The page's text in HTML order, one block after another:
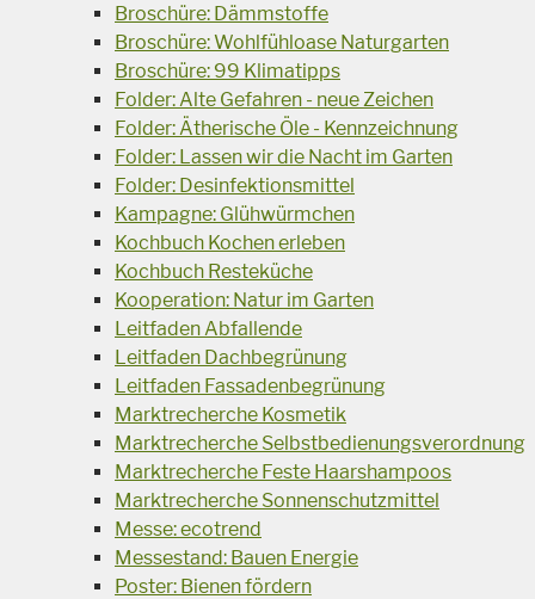
Broschüre: Dämmstoffe
Broschüre: Wohlfühloase Naturgarten
Broschüre: 99 Klimatipps
Folder: Alte Gefahren - neue Zeichen
Folder: Ätherische Öle - Kennzeichnung
Folder: Lassen wir die Nacht im Garten
Folder: Desinfektionsmittel
Kampagne: Glühwürmchen
Kochbuch Kochen erleben
Kochbuch Resteküche
Kooperation: Natur im Garten
Leitfaden Abfallende
Leitfaden Dachbegrünung
Leitfaden Fassadenbegrünung
Marktrecherche Kosmetik
Marktrecherche Selbstbedienungsverordnung
Marktrecherche Feste Haarshampoos
Marktrecherche Sonnenschutzmittel
Messe: ecotrend
Messestand: Bauen Energie
Poster: Bienen fördern